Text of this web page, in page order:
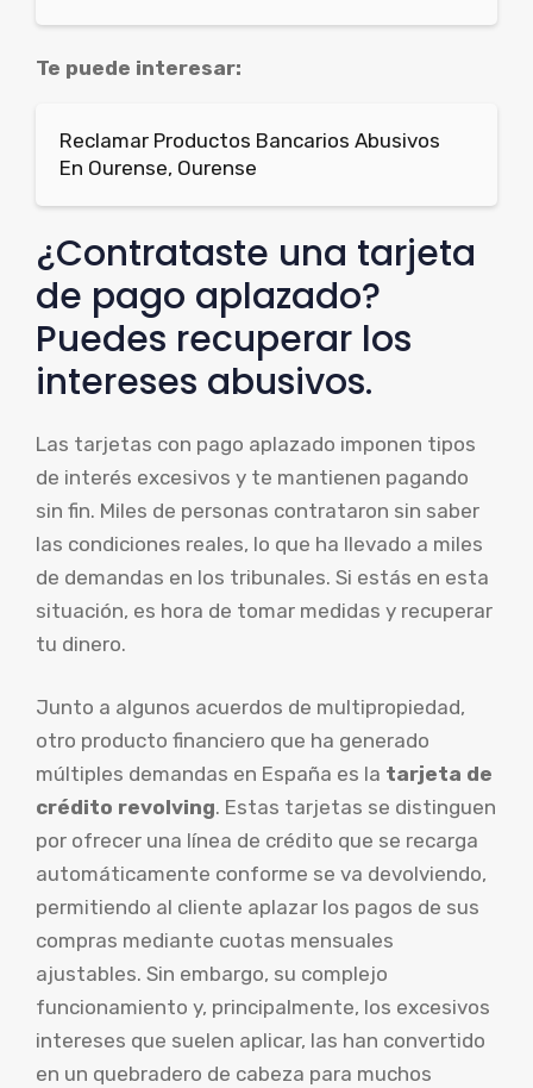
Te puede interesar:
Reclamar Productos Bancarios Abusivos
En Ourense, Ourense
¿Contrataste una tarjeta
de pago aplazado?
Puedes recuperar los
intereses abusivos.
Las tarjetas con pago aplazado imponen tipos
de interés excesivos y te mantienen pagando
sin fin. Miles de personas contrataron sin saber
las condiciones reales, lo que ha llevado a miles
de demandas en los tribunales. Si estás en esta
situación, es hora de tomar medidas y recuperar
tu dinero.
Junto a algunos acuerdos de multipropiedad,
otro producto financiero que ha generado
múltiples demandas en España es la tarjeta de
crédito revolving. Estas tarjetas se distinguen
por ofrecer una línea de crédito que se recarga
automáticamente conforme se va devolviendo,
permitiendo al cliente aplazar los pagos de sus
compras mediante cuotas mensuales
ajustables. Sin embargo, su complejo
funcionamiento y, principalmente, los excesivos
intereses que suelen aplicar, las han convertido
en un quebradero de cabeza para muchos